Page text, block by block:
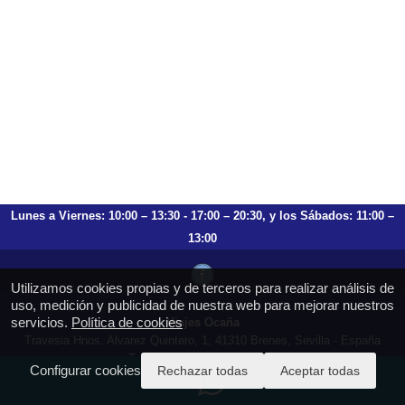
Utilizamos cookies propias y de terceros para realizar análisis de
uso, medición y publicidad de nuestra web para mejorar nuestros
servicios. Política de cookies
Configurar cookies Rechazar todas Aceptar todas
Lunes a Viernes: 10:00 – 13:30 - 17:00 – 20:30, y los Sábados: 11:00 –
13:00
Viajes Ocaña
T.: 659 753 504 954 797 472
https://viajesocana.es
reservas@viajesocana.es